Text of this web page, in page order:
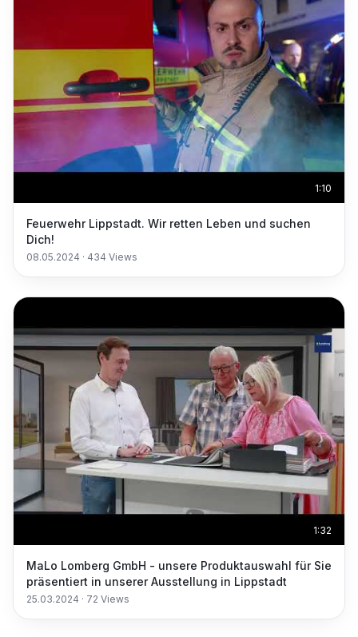
1:10
Feuerwehr Lippstadt. Wir retten Leben und suchen
Dich!
08.05.2024 · 434 Views
1:32
MaLo Lomberg GmbH - unsere Produktauswahl für Sie
präsentiert in unserer Ausstellung in Lippstadt
25.03.2024 · 72 Views